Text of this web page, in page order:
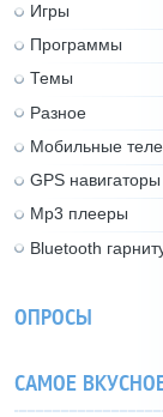
Игры
Программы
Темы
Разное
Мобильные
GPS навигаторы
Mp3 плееры
Bluetooth
ОПРОСЫ
САМОЕ